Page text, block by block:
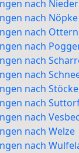
nach
nach Nöpke
nach
nach
nach
nach
nach
nach
nach
nach Welze
nach